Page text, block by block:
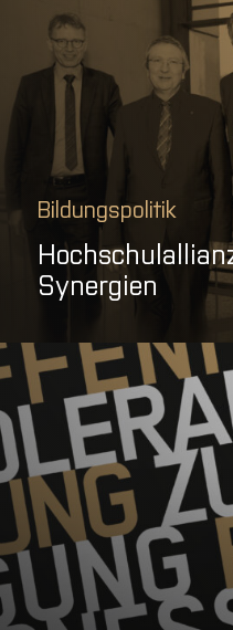
Bildungspolitik
Synergien